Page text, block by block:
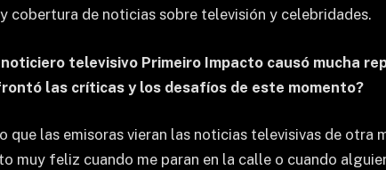
cobertura de noticias sobre televisión y celebridades.
televisivo Primeiro Impacto causó mucha
las críticas y los desafíos de este momento?
que las emisoras vieran las noticias televisivas de otra
muy feliz cuando me paran en la calle o cuando